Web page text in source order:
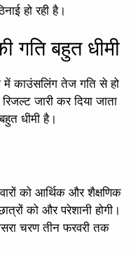
हो रही है।
गति बहुत धीमी
में काउंसलिंग तेज गति से हो
जारी कर दिया जाता
धीमी है।
को आर्थिक और शैक्षणिक
को और परेशानी होगी।
चरण तीन फरवरी तक